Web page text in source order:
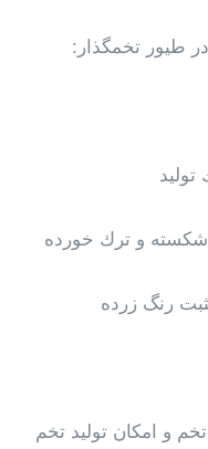
در طيور تخمگذار:
و ترك خورده
رنگ زرده
و امكان توليد تخم